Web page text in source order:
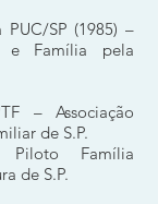
SP (1985) –
e Família pela
– Associação
de S.P.
Família
de S.P.